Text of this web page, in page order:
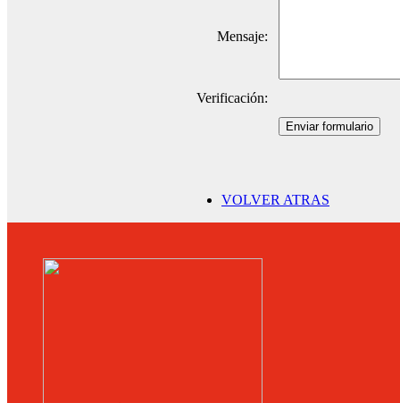
Mensaje:
Verificación:
Enviar formulario
VOLVER ATRAS